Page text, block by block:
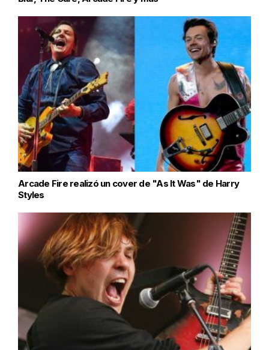
Arcade Fire realizó un cover de "As It Was" de Harry
Styles